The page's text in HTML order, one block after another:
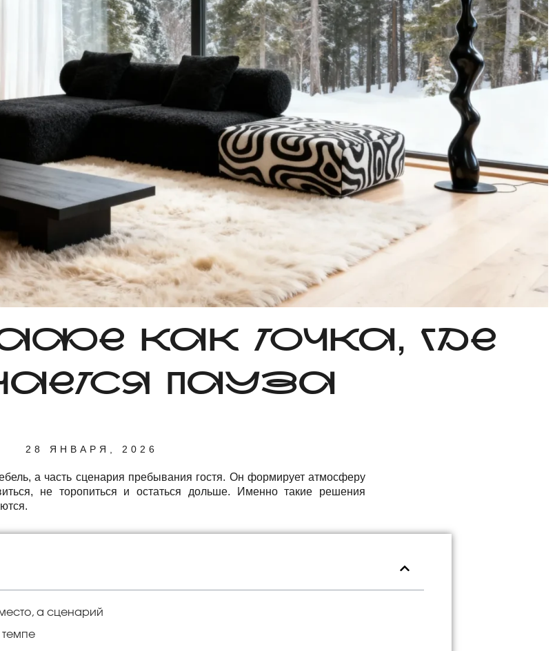
КАК ТОЧКА, ГДЕ
ПАУЗА
28 ЯНВАРЯ, 2026
а часть сценария пребывания гостя. Он формирует атмосферу
не торопиться и остаться дольше. Именно такие решения
а сценарий